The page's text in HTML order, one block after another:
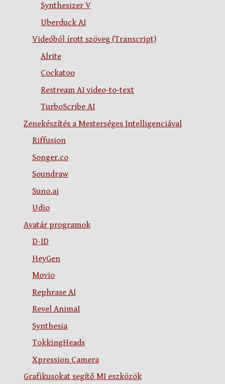
Synthesizer V
Uberduck AI
Videóból írott szöveg (Transcript)
Alrite
Cockatoo
Restream AI video-to-text
TurboScribe AI
Zenekészítés a Mesterséges Intelligenciával
Riffusion
Songer.co
Soundraw
Suno.ai
Udio
Avatár programok
D-ID
HeyGen
Movio
Rephrase AI
Revel AnimaI
Synthesia
TokkingHeads
Xpression Camera
Grafikusokat segítő MI eszközök